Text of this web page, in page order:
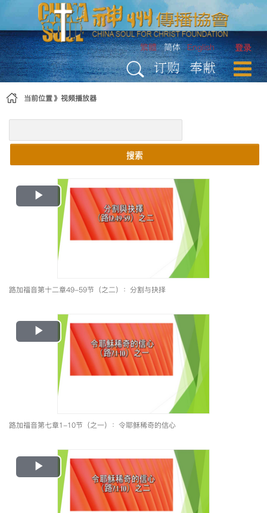
跳转到内容
登录
繁體 简体 English
订购 奉献
当前位置 视频播放器
搜索
Play
Video
路加福音第十二章49-59节（之二）：分割与抉择
Play
Video
路加福音第七章1-10节（之一）：令耶稣稀奇的信心
Play
Video